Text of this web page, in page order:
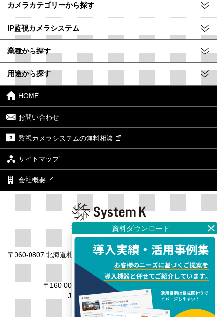
カメラカテゴリーから探す
IP監視カメラシステム
業種から探す
用途から探す
HOME
お問い合わせ
監視カメラシステムの無料相談
サイトマップ
会社概要
株式会社システム・ケイ
本社
〒060-0807 北海道札幌市北区北7条西4丁目1番地2 KDX札幌ビル7
東京支社
〒160-0022 東京都新宿区新宿4丁目1番6号
JR新宿ミライナタワー18F